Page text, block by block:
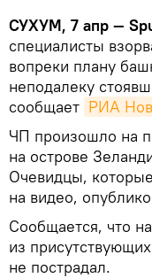
СУХУМ, 7 апр —
специалисты
вопреки плану
неподалеку
сообщает РИА
ЧП произошло на
на острове
Очевидцы,
на видео,
Сообщается, что
из
не пострадал.